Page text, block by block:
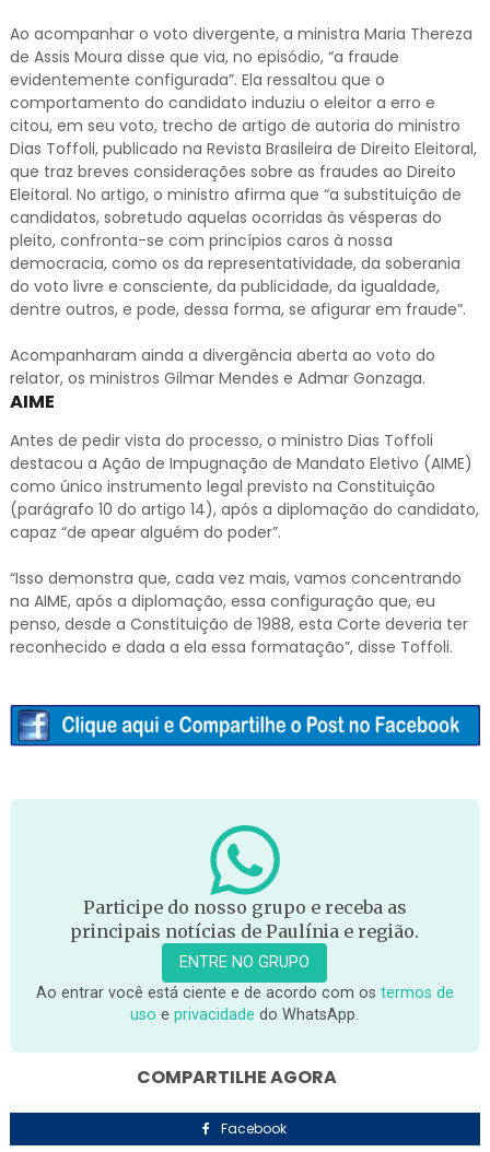
Ao acompanhar o voto divergente, a ministra Maria Thereza
de Assis Moura disse que via, no episódio, “a fraude
evidentemente configurada”. Ela ressaltou que o
comportamento do candidato induziu o eleitor a erro e
citou, em seu voto, trecho de artigo de autoria do ministro
Dias Toffoli, publicado na Revista Brasileira de Direito Eleitoral,
que traz breves considerações sobre as fraudes ao Direito
Eleitoral. No artigo, o ministro afirma que “a substituição de
candidatos, sobretudo aquelas ocorridas às vésperas do
pleito, confronta-se com princípios caros à nossa
democracia, como os da representatividade, da soberania
do voto livre e consciente, da publicidade, da igualdade,
dentre outros, e pode, dessa forma, se afigurar em fraude”.
Acompanharam ainda a divergência aberta ao voto do
relator, os ministros Gilmar Mendes e Admar Gonzaga.
AIME
Antes de pedir vista do processo, o ministro Dias Toffoli
destacou a Ação de Impugnação de Mandato Eletivo (AIME)
como único instrumento legal previsto na Constituição
(parágrafo 10 do artigo 14), após a diplomação do candidato,
capaz “de apear alguém do poder”.
“Isso demonstra que, cada vez mais, vamos concentrando
na AIME, após a diplomação, essa configuração que, eu
penso, desde a Constituição de 1988, esta Corte deveria ter
reconhecido e dada a ela essa formatação”, disse Toffoli.
Participe do nosso grupo e receba as
principais notícias de Paulínia e região.
ENTRE NO GRUPO
Ao entrar você está ciente e de acordo com os termos de
uso eprivacidade do WhatsApp.
COMPARTILHE AGORA
Facebook